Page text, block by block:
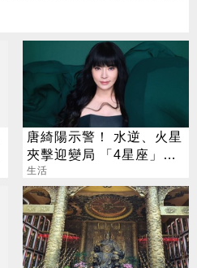
唐綺陽示警！ 水逆、火星
夾擊迎變局 「4星座」準
備轉運
生活